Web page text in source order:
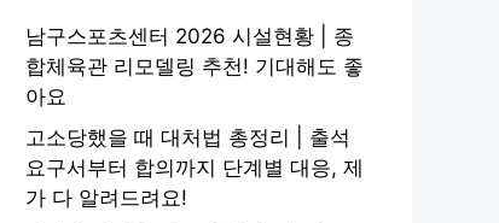
남구스포츠센터 2026 시설현황 | 종
합체육관 리모델링 추천! 기대해도 좋
아요
고소당했을 때 대처법 총정리 | 출석
요구서부터 합의까지 단계별 대응, 제
가 다 알려드려요!